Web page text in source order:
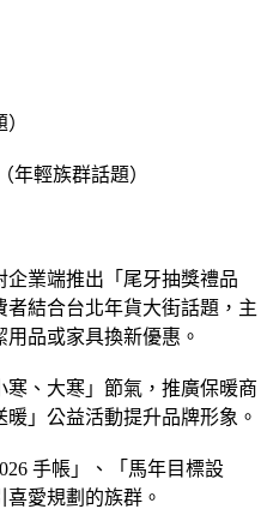
年輕族群話題）
企業端推出「尾牙抽獎禮品
者結合台北年貨大街話題，主
品或家具換新優惠。
寒、大寒」節氣，推廣保暖商
」公益活動提升品牌形象。
手帳」、「馬年目標設
愛規劃的族群。